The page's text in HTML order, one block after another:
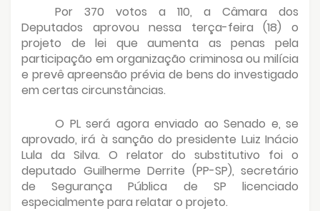
Por 370 votos a 110, a Câmara dos
Deputados aprovou nessa terça-feira (18) o
projeto de lei que aumenta as penas pela
participação em organização criminosa ou milícia
e prevê apreensão prévia de bens do investigado
em certas circunstâncias.
O PL será agora enviado ao Senado e, se
aprovado, irá à sanção do presidente Luiz Inácio
Lula da Silva. O relator do substitutivo foi o
deputado Guilherme Derrite (PP-SP), secretário
de Segurança Pública de SP licenciado
especialmente para relatar o projeto.